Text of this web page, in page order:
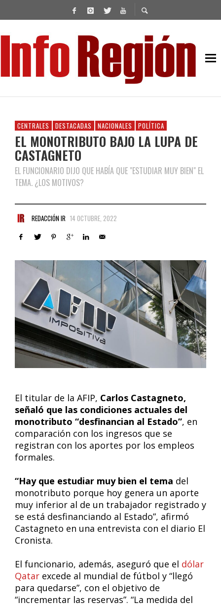
CENTRALES DESTACADAS NACIONALES POLÍTICA
EL MONOTRIBUTO BAJO LA LUPA DE
CASTAGNETO
EL FUNCIONARIO DIJO QUE HABÍA QUE "ESTUDIAR MUY BIEN" EL
TEMA. ¿LOS MOTIVOS?
REDACCIÓN IR 14 OCTUBRE, 2022
El titular de la AFIP, Carlos Castagneto,
señaló que las condiciones actuales del
monotributo “desfinancian al Estado”, en
comparación con los ingresos que se
registran con los aportes por los empleos
formales.
“Hay que estudiar muy bien el tema del
monotributo porque hoy genera un aporte
muy inferior al de un trabajador registrado y
se está desfinanciando al Estado”, afirmó
Castagneto en una entrevista con el diario El
Cronista.
El funcionario, además, aseguró que el dólar
Qatar excede al mundial de fútbol y “llegó
para quedarse”, con el objetivo de
“incrementar las reservas”. “La medida del